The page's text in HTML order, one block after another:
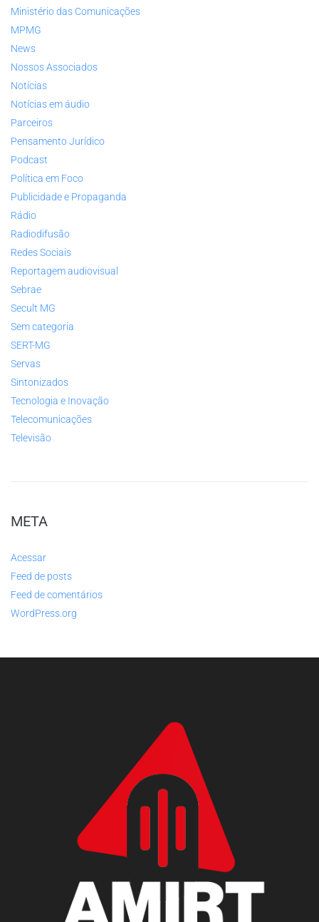
Ministério das Comunicações
MPMG
News
Nossos Associados
Notícias
Notícias em áudio
Parceiros
Pensamento Jurídico
Podcast
Política em Foco
Publicidade e Propaganda
Rádio
Radiodifusão
Redes Sociais
Reportagem audiovisual
Sebrae
Secult MG
Sem categoria
SERT-MG
Servas
Sintonizados
Tecnologia e Inovação
Telecomunicações
Televisão
META
Acessar
Feed de posts
Feed de comentários
WordPress.org